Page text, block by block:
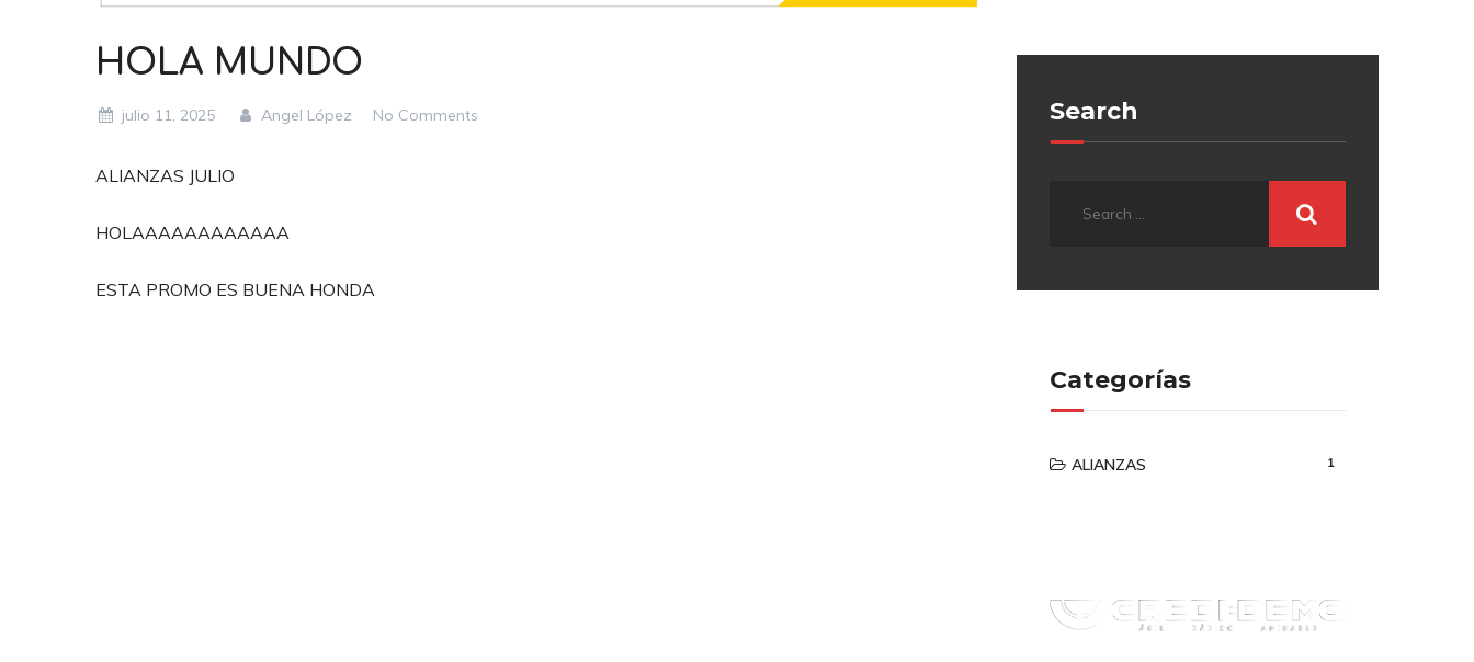
HOLA MUNDO
julio 11, 2025 Angel López No Comments
ALIANZAS JULIO
HOLAAAAAAAAAAAA
ESTA PROMO ES BUENA HONDA
Search
Categorías
ALIANZAS 1